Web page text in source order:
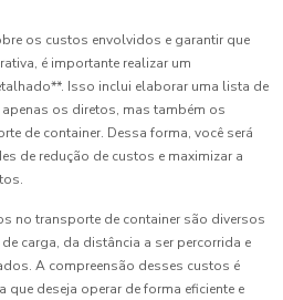
os custos envolvidos e garantir que
é importante realizar um
Isso inclui elaborar uma lista de
os diretos, mas também os
de container. Dessa forma, você será
de redução de custos e maximizar a
no transporte de container são diversos
carga, da distância a ser percorrida e
A compreensão desses custos é
que deseja operar de forma eficiente e